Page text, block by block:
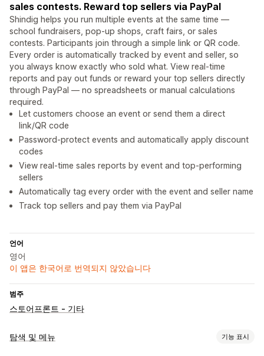
sales contests. Reward top sellers via PayPal
Shindig helps you run multiple events at the same time —
school fundraisers, pop-up shops, craft fairs, or sales
contests. Participants join through a simple link or QR code.
Every order is automatically tracked by event and seller, so
you always know exactly who sold what. View real-time
reports and pay out funds or reward your top sellers directly
through PayPal — no spreadsheets or manual calculations
required.
Let customers choose an event or send them a direct
link/QR code
Password-protect events and automatically apply discount
codes
View real-time sales reports by event and top-performing
sellers
Automatically tag every order with the event and seller name
Track top sellers and pay them via PayPal
언어
영어
이 앱은 한국어로 번역되지 않았습니다
범주
스토어프론트 - 기타
탐색 및 메뉴 기능 표시